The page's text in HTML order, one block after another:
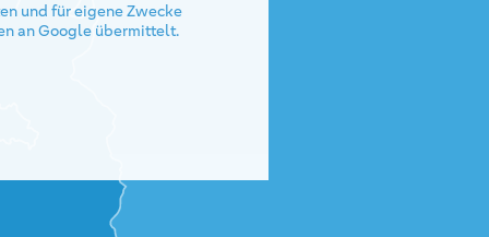
und für eigene Zwecke
an Google übermittelt.